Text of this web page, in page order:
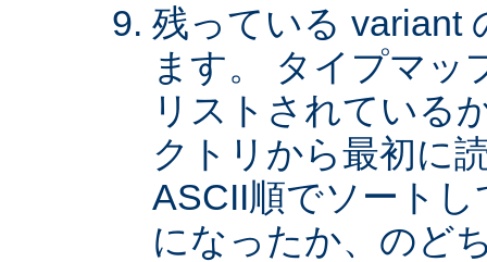
残っている variant
ます。 タイプマッ
リストされている
クトリから最初に
ASCII順でソート
になったか、のど